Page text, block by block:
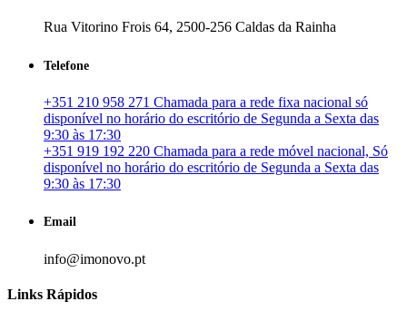
Rua Vitorino Frois 64, 2500-256 Caldas da Rainha
Telefone
+351 210 958 271 Chamada para a rede fixa nacional só
disponível no horário do escritório de Segunda a Sexta das
9:30 às 17:30
+351 919 192 220 Chamada para a rede móvel nacional, Só
disponível no horário do escritório de Segunda a Sexta das
9:30 às 17:30
Email
info@imonovo.pt
Links Rápidos